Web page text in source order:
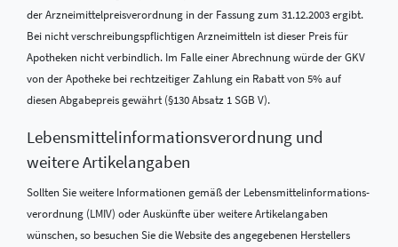
der Arzneimittelpreisverordnung in der Fassung zum 31.12.2003 ergibt.
Bei nicht verschreibungspflichtigen Arzneimitteln ist dieser Preis für
Apotheken nicht verbindlich. Im Falle einer Abrechnung würde der GKV
von der Apotheke bei rechtzeitiger Zahlung ein Rabatt von 5% auf
diesen Abgabepreis gewährt (§130 Absatz 1 SGB V).
Lebensmittel­informations­verordnung und
weitere Artikelangaben
Sollten Sie weitere Informationen gemäß der Lebensmittel­informations­
verordnung (LMIV) oder Auskünfte über weitere Artikelangaben
wünschen, so besuchen Sie die Website des angegebenen Herstellers